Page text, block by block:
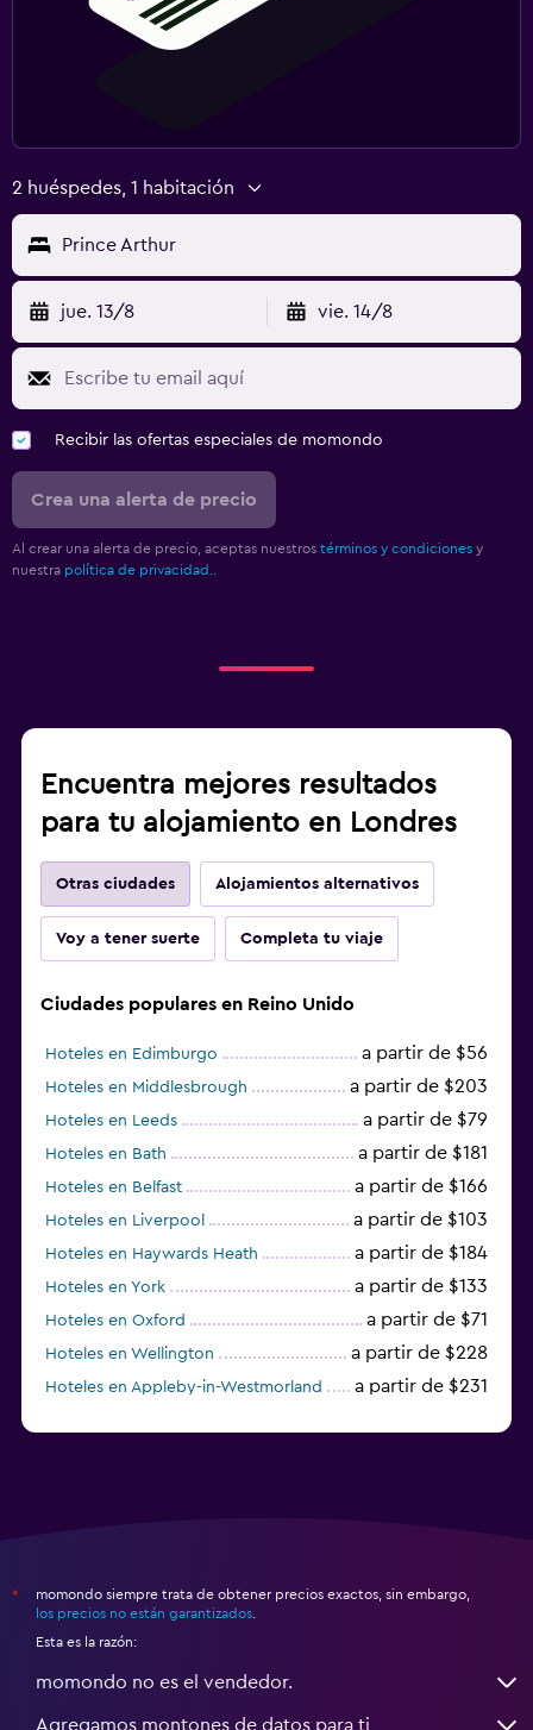
2 huéspedes, 1 habitación
Prince Arthur
jue. 13/8 vie. 14/8
Recibir las ofertas especiales de momondo
Crea una alerta de precio
Al crear una alerta de precio, aceptas nuestros términos y condiciones y
nuestra política de privacidad.
Encuentra mejores resultados
para tu alojamiento en Londres
Otras ciudades Alojamientos alternativos
Voy a tener suerte Completa tu viaje
Ciudades populares en Reino Unido
Hoteles en Edimburgo a partir de $56
Hoteles en Middlesbrough a partir de $203
Hoteles en Leeds a partir de $79
Hoteles en Bath a partir de $181
Hoteles en Belfast a partir de $166
Hoteles en Liverpool a partir de $103
Hoteles en Haywards Heath a partir de $184
Hoteles en York a partir de $133
Hoteles en Oxford a partir de $71
Hoteles en Wellington a partir de $228
Hoteles en Appleby-in-Westmorland a partir de $231
*
momondo siempre trata de obtener precios exactos, sin embargo,
los precios no están garantizados
Esta es la razón:
momondo no es el vendedor.
Agregamos montones de datos para ti